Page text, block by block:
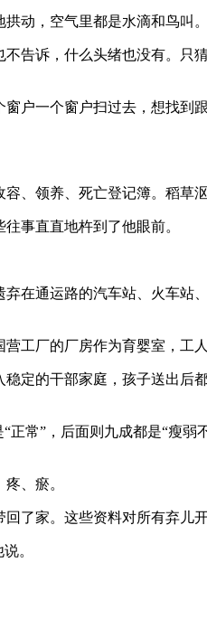
，空气里都是水滴和鸟叫。
诉，什么头绪也没有。只
一个窗户扫过去，想找到
领养、死亡登记簿。稻草
事直直地杵到了他眼前。
通运路的汽车站、火车站
厂的厂房作为育婴室，工
的干部家庭，孩子送出后
”，后面则九成都是“瘦弱
、瘀。
家。这些资料对所有弃儿
。